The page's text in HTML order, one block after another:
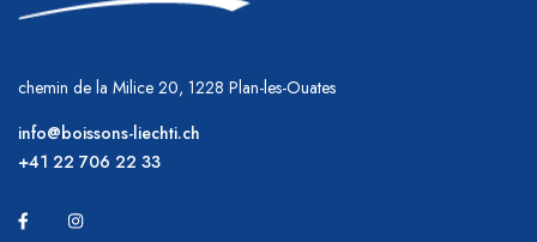
chemin de la Milice 20, 1228 Plan-les-Ouates
info@boissons-liechti.ch
+41 22 706 22 33